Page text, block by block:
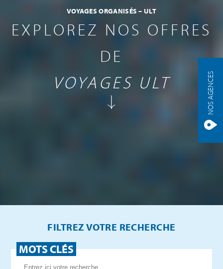
NOS AGENCES
VOYAGES ORGANISÉS – ULT
EXPLOREZ NOS OFFRES
DE
VOYAGES ULT
FILTREZ VOTRE RECHERCHE
MOTS CLÉS